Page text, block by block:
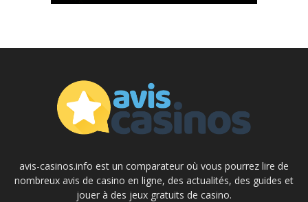
avis-casinos.info est un comparateur où vous pourrez lire de
nombreux avis de casino en ligne, des actualités, des guides et
jouer à des jeux gratuits de casino.